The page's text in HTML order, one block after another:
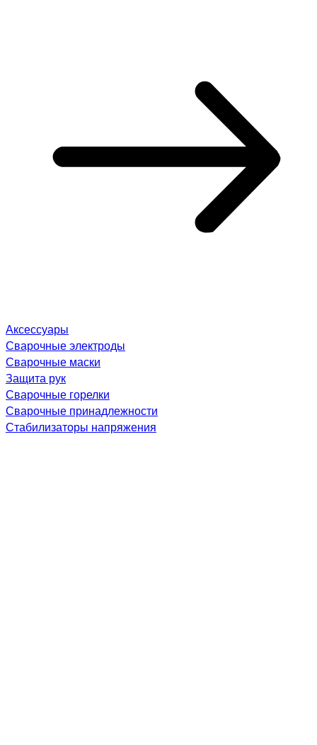
Аксессуары
Сварочные электроды
Сварочные маски
Защита рук
Сварочные горелки
Сварочные принадлежности
Стабилизаторы напряжения